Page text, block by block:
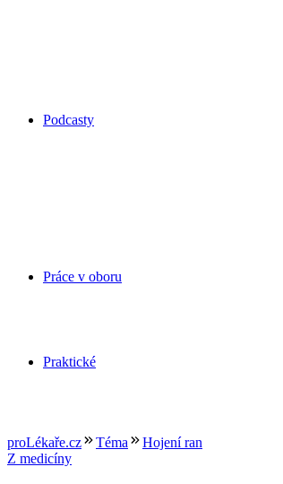
Podcasty
Práce v oboru
Praktické
proLékaře.cz Téma
Hojení ran
Z medicíny